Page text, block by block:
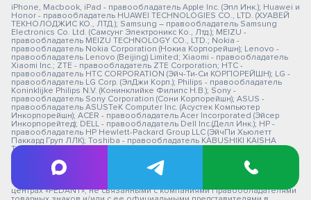
iPhone, Macbook, iPad - правообладатель Apple Inc. (Эпл Инк.); Huawei и
Honor - правообладатель HUAWEI TECHNOLOGIES CO., LTD. (ХУАВЕЙ
ТЕКНОЛОДЖИС КО., ЛТД.); Samsung – правообладатель Samsung
Electronics Co. Ltd. (Самсунг Электроникс Ко., Лтд.); MEIZU -
правообладатель MEIZU TECHNOLOGY CO., LTD.; Nokia -
правообладатель Nokia Corporation (Нокиа Корпорейшн); Lenovo -
правообладатель Lenovo (Beijing) Limited; Xiaomi - правообладатель
Xiaomi Inc.; ZTE - правообладатель ZTE Corporation; HTC -
правообладатель HTC CORPORATION (Эйч-Ти-Си КОРПОРЕЙШН); LG -
правообладатель LG Corp. (ЭлДжи Корп.); Philips - правообладатель
Koninklijke Philips N.V. (Конинклийке Филипс Н.В.); Sony -
правообладатель Sony Corporation (Сони Корпорейшн); ASUS -
правообладатель ASUSTeK Computer Inc. (Асустек Компьютер
Инкорпорейшн); ACER - правообладатель Acer Incorporated (Эйсер
Инкорпорейтед); DELL - правообладатель Dell Inc.(Делл Инк.); HP -
правообладатель HP Hewlett-Packard Group LLC (ЭйчПи Хьюлетт
Паккард Груп ЛЛК); Toshiba - правообладатель KABUSHIKI KAISHA
TOSHIBA, also trading as Toshiba Corporation (КАБУШИКИ КАЙША
ТОШИБА также торгующая как Тосиба Корпорейшн). Товарные знаки
используется с целью описания товара, в отношении которых
производятся услуги по ремонту сервисными центрами
«PEDANT».Услуги оказываются в неавторизованных сервисных
центрах «PEDANT», не связанными с компаниями Правообладателями